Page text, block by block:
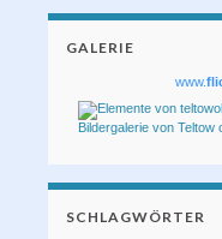
GALERIE
www.
Bildergalerie von Teltow
SCHLAGWÖRTER